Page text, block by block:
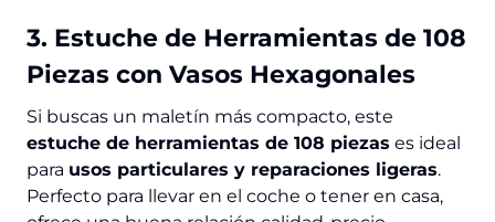
3. Estuche de Herramientas de 108
Piezas con Vasos Hexagonales
Si buscas un maletín más compacto, este
estuche de herramientas de 108 piezas es ideal
para usos particulares y reparaciones ligeras.
Perfecto para llevar en el coche o tener en casa,